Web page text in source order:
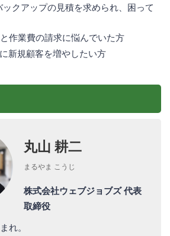
クアップの見積を求められ、困って
作業費の請求に悩んでいた方
新規顧客を増やしたい方
丸山 耕二
まるやま こうじ
株式会社ウェブジョブズ 代表
取締役
れ。